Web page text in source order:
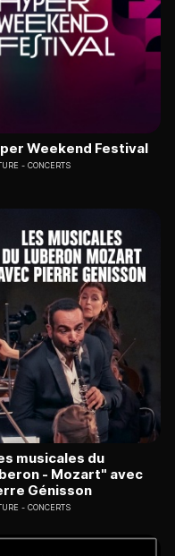
Weekend Festival
CONCERTS
musicales du
- Mozart" avec
Génisson
CONCERTS